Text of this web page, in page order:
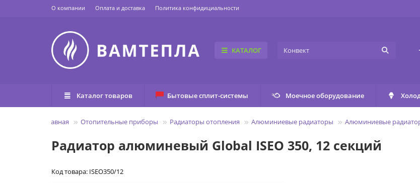
О компании Оплата и доставка Политика конфидициальности
КАТАЛОГ
Каталог товаров Бытовые сплит-системы Моечное оборудование
Главная Отопительные приборы Радиаторы отопления Алюминиевые радиаторы Алюминиевые
Радиатор алюминевый Global ISEO 350, 12 секций
Код товара: ISEO350/12